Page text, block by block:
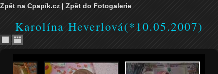
Zpět na Cpapík.cz | Zpět do Fotogalerie
Karolína Heverlová(*10.05.2007)